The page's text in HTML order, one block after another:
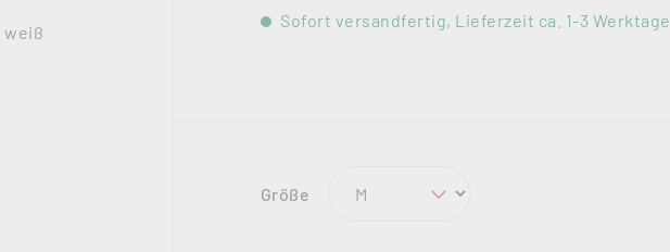
Sofort versandfertig, Lieferzeit ca. 1-3 Werktage
Größe auswählen